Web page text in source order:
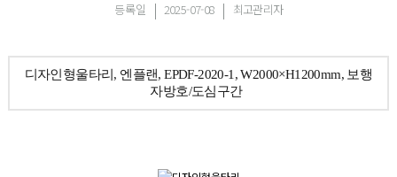
등록일 2025-07-08 최고관리자
디자인형울타리, 엔플랜, EPDF-2020-1, W2000×H1200mm, 보행
자방호/도심구간